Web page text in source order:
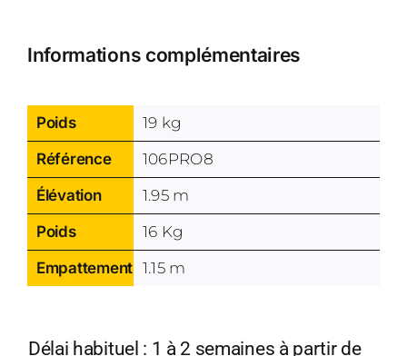
Informations complémentaires
Poids
19 kg
Référence
106PRO8
Élévation
1.95 m
Poids
16 Kg
Empattement 1.15 m
Délai habituel : 1 à 2 semaines à partir de